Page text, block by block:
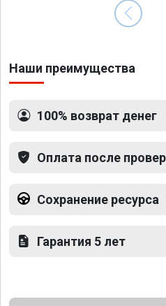
Наши преимущества
100% возврат денег
Оплата после
Сохранение ресурса
Гарантия 5 лет